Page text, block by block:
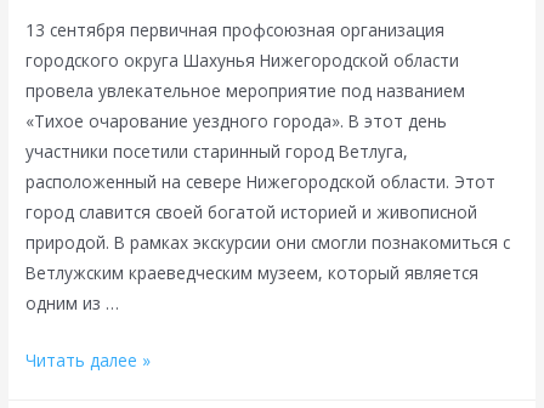
13 сентября первичная профсоюзная организация
городского округа Шахунья Нижегородской области
провела увлекательное мероприятие под названием
«Тихое очарование уездного города». В этот день
участники посетили старинный город Ветлуга,
расположенный на севере Нижегородской области. Этот
город славится своей богатой историей и живописной
природой. В рамках экскурсии они смогли познакомиться с
Ветлужским краеведческим музеем, который является
одним из …
Тихое
Читать далее »